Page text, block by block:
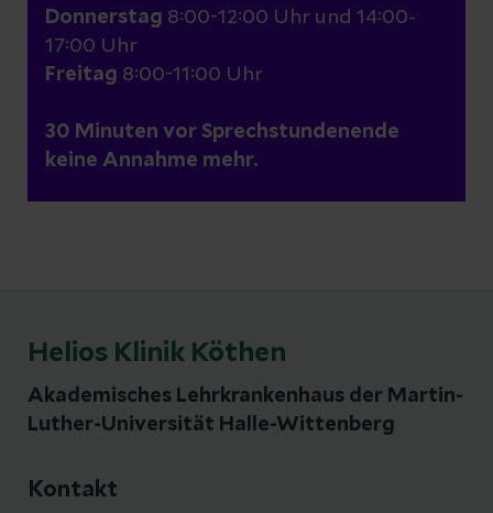
neuen Klinikgebäudes
2012 - Fertigstellung 2. Bauabschnitt des
neuen Klinikgebäudes
2014 - 2017
2014 geht die Klinik in die Trägerschaft
der Helios Kliniken über. In den Jahren
Donnerstag 8:00-12:00 Uhr und 14:00-
17:00 Uhr
Freitag 8:00-11:00 Uhr
30 Minuten vor Sprechstundenende
keine Annahme mehr.
Helios Klinik Köthen
Akademisches Lehrkrankenhaus der Martin-
Luther-Universität Halle-Wittenberg
Kontakt